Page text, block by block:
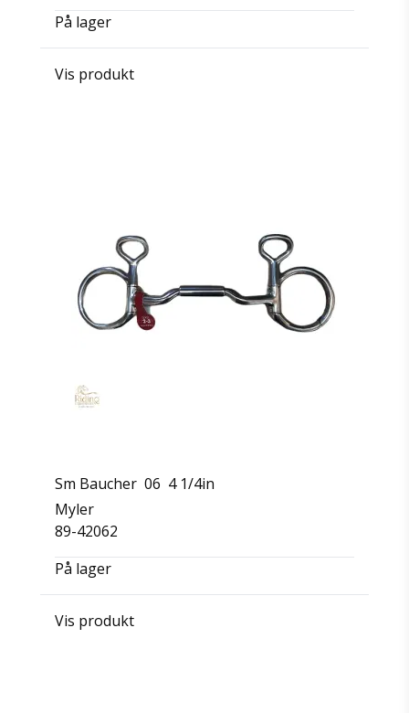
På lager
Vis produkt
Sm Baucher 06 4 1/4in
Myler
89-42062
På lager
Vis produkt